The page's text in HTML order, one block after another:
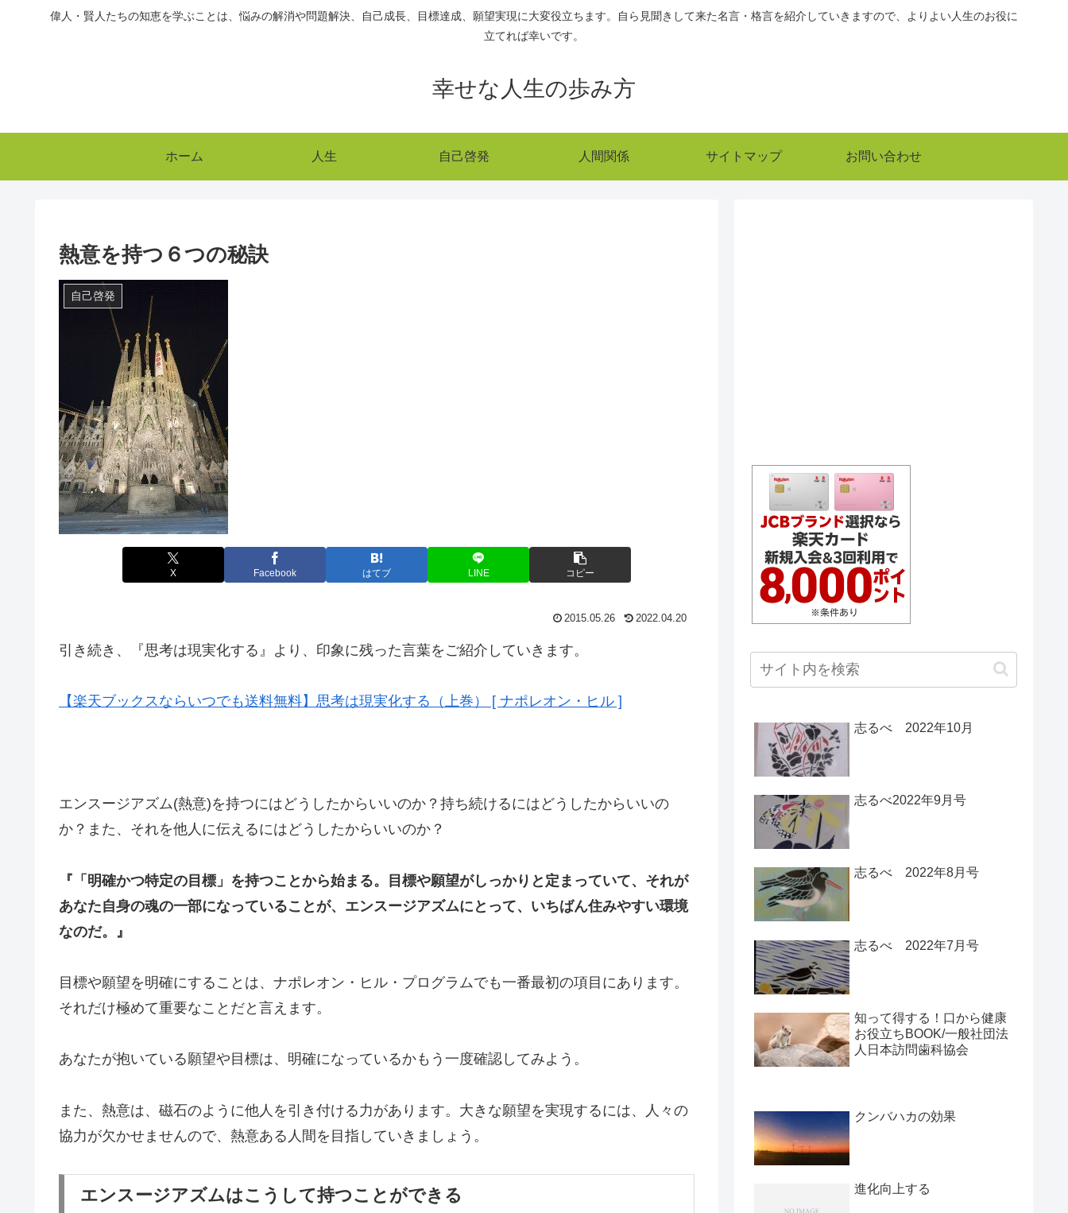
偉人・賢人たちの知恵を学ぶことは、悩みの解消や問題解決、自己成長、目標達成、願望実現に大変役立ちます。自ら見聞きして来た名言・格言を紹介していきますので、よりよい人生のお役に
立てれば幸いです。
幸せな人生の歩み方
ホーム 人生 自己啓発 人間関係 サイトマップ お問い合わせ
熱意を持つ６つの秘訣
自己啓発
X Facebook はてブ LINE コピー
2015.05.26 2022.04.20
引き続き、『思考は現実化する』より、印象に残った言葉をご紹介していきます。
【楽天ブックスならいつでも送料無料】思考は現実化する（上巻） [ ナポレオン・ヒル ]
エンスージアズム(熱意)を持つにはどうしたからいいのか？持ち続けるにはどうしたからいいの
か？また、それを他人に伝えるにはどうしたからいいのか？
『「明確かつ特定の目標」を持つことから始まる。目標や願望がしっかりと定まっていて、それが
あなた自身の魂の一部になっていることが、エンスージアズムにとって、いちばん住みやすい環境
なのだ。』
目標や願望を明確にすることは、ナポレオン・ヒル・プログラムでも一番最初の項目にあります。
それだけ極めて重要なことだと言えます。
あなたが抱いている願望や目標は、明確になっているかもう一度確認してみよう。
また、熱意は、磁石のように他人を引き付ける力があります。大きな願望を実現するには、人々の
協力が欠かせませんので、熱意ある人間を目指していきましょう。
エンスージアズムはこうして持つことができる
志るべ 2022年10月
志るべ2022年9月号
志るべ 2022年8月号
志るべ 2022年7月号
知って得する！口から健康
お役立ちBOOK/一般社団法
人日本訪問歯科協会￼
クンバハカの効果
進化向上する